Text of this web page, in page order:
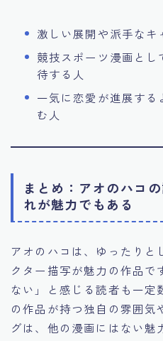
激しい展開や派手なキ
競技スポーツ漫画と
待する人
一気に恋愛が進展す
む人
まとめ：アオのハコ
れが魅力でもある
アオのハコは、ゆったりと
クター描写が魅力の作品で
ない」と感じる読者も一定
の作品が持つ独自の雰囲気
グは、他の漫画にはない魅